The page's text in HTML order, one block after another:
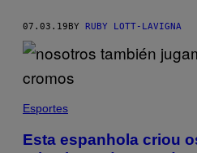
07.03.19BY RUBY LOTT-LAVIGNA
Esportes
Esta espanhola criou